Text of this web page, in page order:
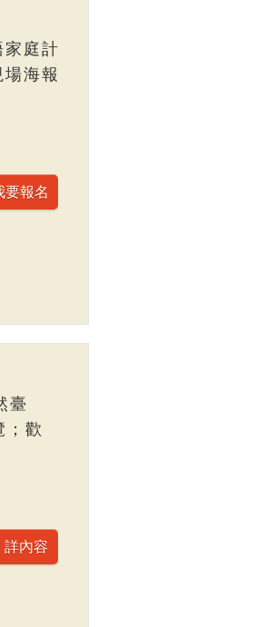
庭計
海報
臺
；歡